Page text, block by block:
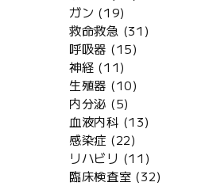
ガン (19)
救命救急 (31)
呼吸器 (15)
神経 (11)
生殖器 (10)
内分泌 (5)
血液内科 (13)
感染症 (22)
リハビリ (11)
臨床検査室 (32)